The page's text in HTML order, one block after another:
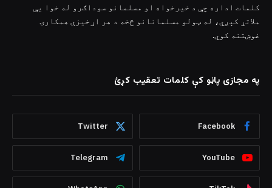
کلمات اداره چې د خیرخواه او مسلمانو سوداګرو له خوا یې
ملاتړ کېږي، له ټولو مسلمانانو څخه د هر اړخیزې همکارۍ
غوښتنه کوي.
په مجازی پاڼو کې کلمات تعقیب کړئ
Facebook
Twitter
YouTube
Telegram